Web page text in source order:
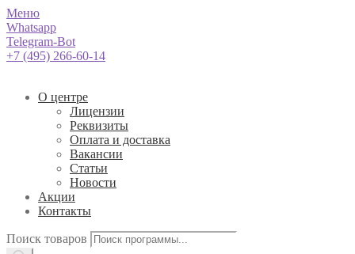
Меню
Whatsapp
Telegram-Bot
+7 (495) 266-60-14
О центре
Лицензии
Реквизиты
Оплата и доставка
Вакансии
Статьи
Новости
Акции
Контакты
Поиск товаров